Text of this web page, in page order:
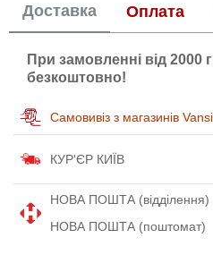
Доставка Оплата
При замовленні від 2000
безкоштовно!
Самовивіз з магазинів
КУР'ЄР КИЇВ
НОВА ПОШТА (відділення)
НОВА ПОШТА (поштомат)